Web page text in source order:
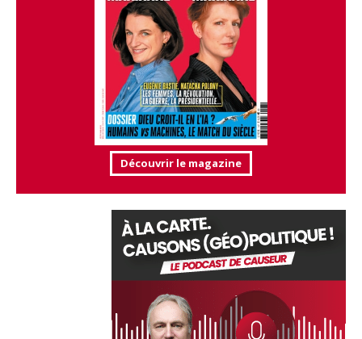
Découvrir le magazine